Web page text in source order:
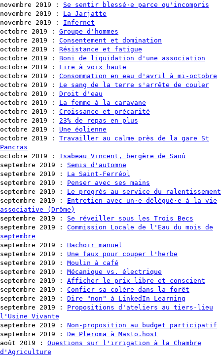
novembre 2019
:
Se sentir blessé·e parce qu'incompris
novembre 2019
:
La Jarjatte
novembre 2019
:
Infernet
octobre 2019
:
Groupe d'hommes
octobre 2019
:
Consentement et domination
octobre 2019
:
Résistance et fatigue
octobre 2019
:
Boni de liquidation d'une association
octobre 2019
:
Lire à voix haute
octobre 2019
:
Consommation en eau d'avril à mi-octobre
octobre 2019
:
Le sang de la terre s'arrête de couler
octobre 2019
:
Droit d'eau
octobre 2019
:
La femme à la caravane
octobre 2019
:
Croissance et précarité
octobre 2019
:
23% de repas en plus
octobre 2019
:
Une éolienne
octobre 2019
:
Travailler au calme près de la gare St
Pancras
octobre 2019
:
Isabeau Vincent, bergère de Saoû
septembre 2019
:
Semis d'automne
septembre 2019
:
La Saint-Ferréol
septembre 2019
:
Penser avec ses mains
septembre 2019
:
Le progrès au service du ralentissement
septembre 2019
:
Entretien avec un·e délégué·e à la vie
associative (Drôme)
septembre 2019
:
Se réveiller sous les Trois Becs
septembre 2019
:
Commission Locale de l'Eau du mois de
septembre
septembre 2019
:
Hachoir manuel
septembre 2019
:
Une faux pour couper l'herbe
septembre 2019
:
Moulin à café
septembre 2019
:
Mécanique vs. électrique
septembre 2019
:
Afficher le prix libre et conscient
septembre 2019
:
Confier sa colère dans la forêt
septembre 2019
:
Dire "non" à LinkedIn Learning
septembre 2019
:
Propositions d'ateliers au tiers-lieu
l'Usine Vivante
septembre 2019
:
Non-proposition au budget participatif
septembre 2019
:
De Pleroma à Masto.host
août 2019
:
Questions sur l'irrigation à la Chambre
d'Agriculture